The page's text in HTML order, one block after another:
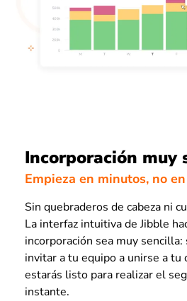
Incorporación muy
Empieza en minutos, no
Sin quebraderos de cabeza ni
La interfaz intuitiva de Jibble
incorporación sea muy
invitar a tu equipo a unirse a tu
estarás listo para realizar el
instante.